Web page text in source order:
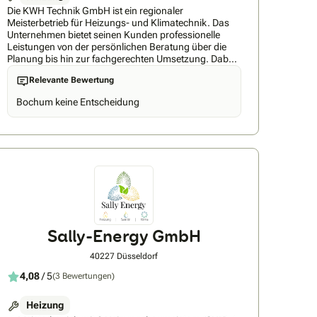
Die KWH Technik GmbH ist ein regionaler
Meisterbetrieb für Heizungs- und Klimatechnik. Das
Unternehmen bietet seinen Kunden professionelle
Leistungen von der persönlichen Beratung über die
Planung bis hin zur fachgerechten Umsetzung. Dabei
profitieren Auftraggeber von einem festen
Ansprechpartner während des gesamten Projekts.
termingerechte Fertigstellung und hohe
Qualitätsstandards gelegt. Jede Anlage wird
Relevante Bewertung
Bochum keine Entscheidung
Sally-Energy GmbH
40227 Düsseldorf
4,08/ 5(3 Bewertungen)
Heizung